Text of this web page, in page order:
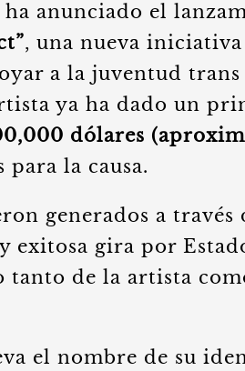
anunciado el
, una nueva
a la juventud
ya ha dado un
dólares
para la causa.
generados a través
exitosa gira por
de la artista
el nombre de su